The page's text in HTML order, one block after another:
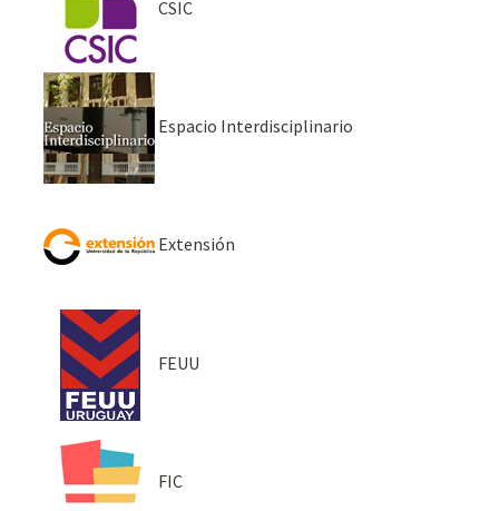
CSIC
Espacio Interdisciplinario
Extensión
FEUU
FIC